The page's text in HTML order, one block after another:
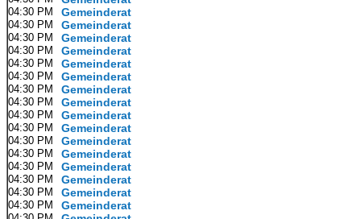
04:30 PM Gemeinderat
04:30 PM Gemeinderat
04:30 PM Gemeinderat
04:30 PM Gemeinderat
04:30 PM Gemeinderat
04:30 PM Gemeinderat
04:30 PM Gemeinderat
04:30 PM Gemeinderat
04:30 PM Gemeinderat
04:30 PM Gemeinderat
04:30 PM Gemeinderat
04:30 PM Gemeinderat
04:30 PM Gemeinderat
04:30 PM Gemeinderat
04:30 PM Gemeinderat
04:30 PM Gemeinderat